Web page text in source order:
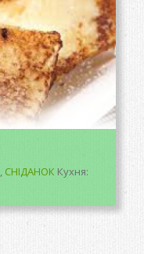
, СНІДАНОК Кухня: